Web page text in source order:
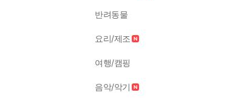
반려동물
요리/제조
여행/캠핑
음악/악기